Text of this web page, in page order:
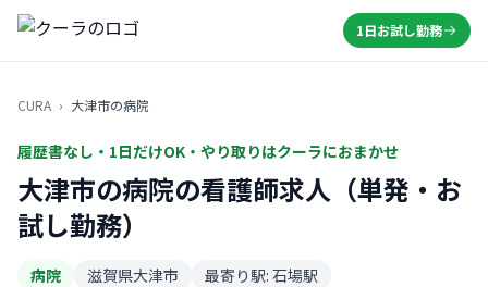
1日お試し勤務
CURA › 大津市の病院
履歴書なし・1日だけOK・やり取りはクーラにおまかせ
大津市の病院の看護師求人（単発・お
試し勤務）
病院 滋賀県大津市 最寄り駅: 石場駅